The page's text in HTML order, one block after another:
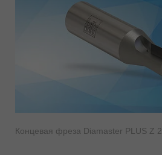
Концевая фреза Diamaster PLUS Z 2